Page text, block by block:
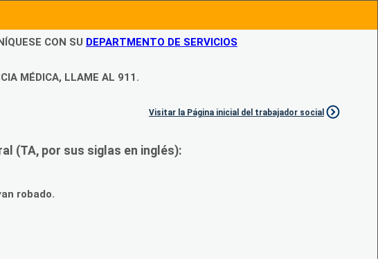
CON SU DEPARTMENTO DE SERVICIOS
MÉDICA, LLAME AL 911.
Visitar la Página inicial del trabajador social
(TA, por sus siglas en inglés):
robado.